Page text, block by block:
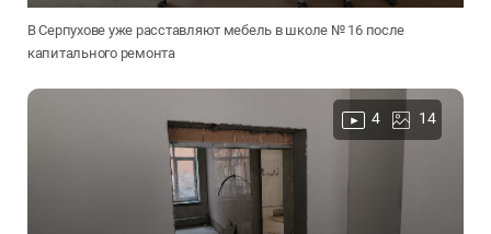
В Серпухове уже расставляют мебель в школе № 16 после
капитального ремонта
4 14